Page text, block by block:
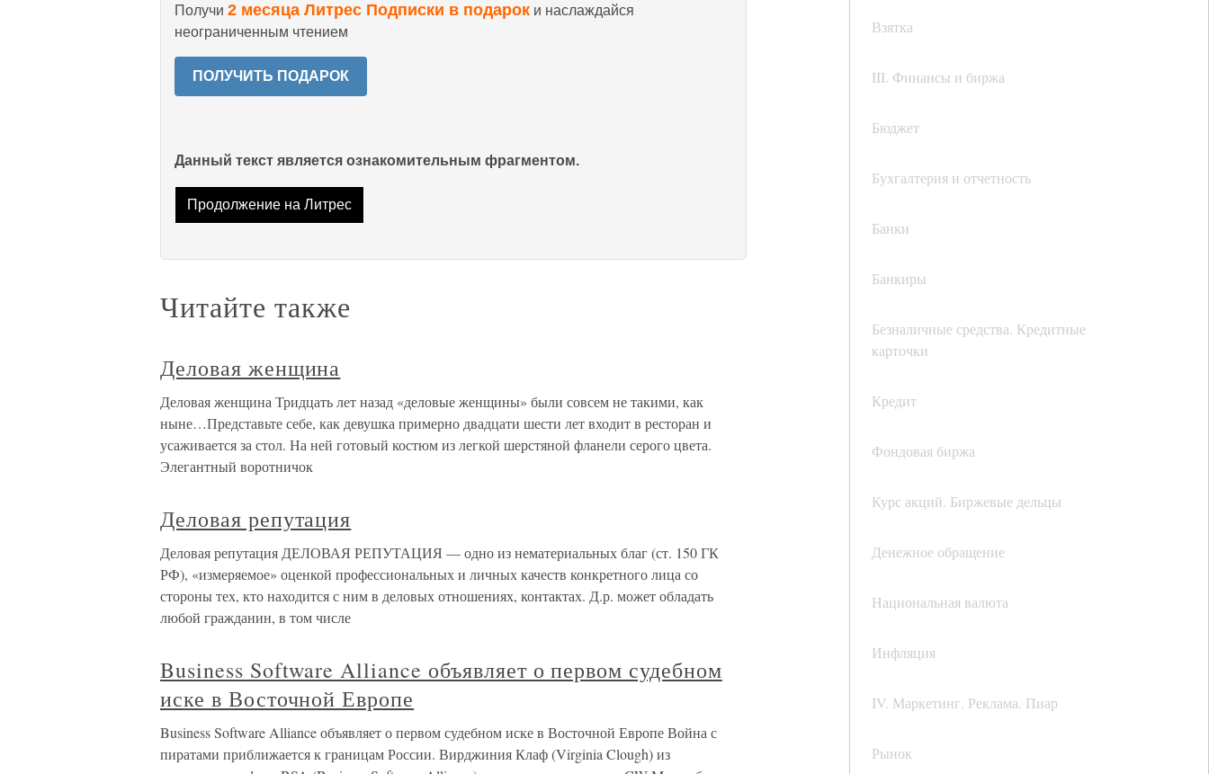
Взятка
III. Финансы и биржа
Бюджет
Бухгалтерия и отчетность
Банки
Банкиры
Безналичные средства. Кредитные
карточки
Кредит
Фондовая биржа
Курс акций. Биржевые дельцы
Денежное обращение
Национальная валюта
Инфляция
IV. Маркетинг. Реклама. Пиар
Рынок
Получи 2 месяца Литрес Подписки в подарок и наслаждайся
неограниченным чтением
ПОЛУЧИТЬ ПОДАРОК
Данный текст является ознакомительным фрагментом.
Продолжение на Литрес
Читайте также
Деловая женщина
Деловая женщина Тридцать лет назад «деловые женщины» были совсем не такими, как
ныне…Представьте себе, как девушка примерно двадцати шести лет входит в ресторан и
усаживается за стол. На ней готовый костюм из легкой шерстяной фланели серого цвета.
Элегантный воротничок
Деловая репутация
Деловая репутация ДЕЛОВАЯ РЕПУТАЦИЯ — одно из нематериальных благ (ст. 150 ГК
РФ), «измеряемое» оценкой профессиональных и личных качеств конкретного лица со
стороны тех, кто находится с ним в деловых отношениях, контактах. Д.р. может обладать
любой гражданин, в том числе
Business Software Alliance объявляет о первом судебном
иске в Восточной Европе
Business Software Alliance объявляет о первом судебном иске в Восточной Европе Война с
пиратами приближается к границам России. Вирджиния Клаф (Virginia Clough) из